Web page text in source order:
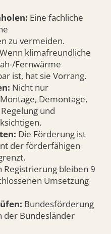
Eine fachliche
zu vermeiden.
Wenn klimafreundliche
Fernwärme
ist, hat sie Vorrang.
Nicht nur
Demontage,
und
Die Förderung ist
der förderfähigen
Registrierung bleiben 9
Umsetzung
Bundesförderung
der Bundesländer